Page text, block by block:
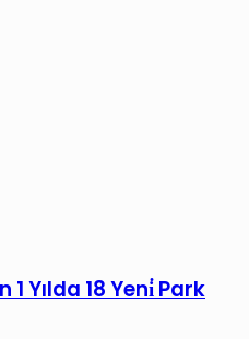
1 Yılda 18 Yeni̇ Park